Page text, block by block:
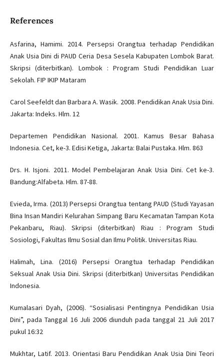
References
Asfarina, Hamimi. 2014. Persepsi Orangtua terhadap Pendidikan
Anak Usia Dini di PAUD Ceria Desa Sesela Kabupaten Lombok Barat.
Skripsi (diterbitkan). Lombok : Program Studi Pendidikan Luar
Sekolah. FIP IKIP Mataram
Carol Seefeldt dan Barbara A. Wasik. 2008. Pendidikan Anak Usia Dini.
Jakarta: Indeks. Hlm. 12
Departemen Pendidikan Nasional. 2001. Kamus Besar Bahasa
Indonesia. Cet, ke-3. Edisi Ketiga, Jakarta: Balai Pustaka. Hlm. 863
Drs. H. Isjoni. 2011. Model Pembelajaran Anak Usia Dini. Cet ke-3.
Bandung:Alfabeta. Hlm. 87-88.
Evieda, Irma. (2013) Persepsi Orangtua tentang PAUD (Studi Yayasan
Bina Insan Mandiri Kelurahan Simpang Baru Kecamatan Tampan Kota
Pekanbaru, Riau). Skripsi (diterbitkan) Riau : Program Studi
Sosiologi, Fakultas Ilmu Sosial dan Ilmu Politik. Universitas Riau.
Halimah, Lina. (2016) Persepsi Orangtua terhadap Pendidikan
Seksual Anak Usia Dini. Skripsi (diterbitkan) Universitas Pendidikan
Indonesia.
Kumalasari Dyah, (2006). “Sosialisasi Pentingnya Pendidikan Usia
Dini”, pada Tanggal 16 Juli 2006 diunduh pada tanggal 21 Juli 2017
pukul 16:32
Mukhtar, Latif. 2013. Orientasi Baru Pendidikan Anak Usia Dini Teori